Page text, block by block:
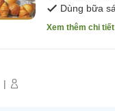
Dùng bữa
Xem thêm chi
|